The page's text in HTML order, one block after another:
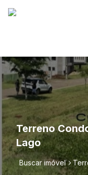
Terreno
Lago
Buscar imóvel